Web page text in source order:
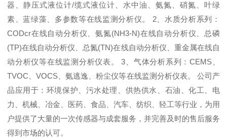
器、静压式液位计/缆式液位计、水中油、氨氮、硝氮、叶绿
素、蓝绿藻、多参数等在线监测分析仪。 2、水质分析系列：
CODcr在线自动分析仪、氨氮(NH3-N)在线自动分析仪、总磷
(TP)在线自动分析仪、总氮(TN)在线自动分析仪、重金属在线自
动分析仪等在线监测分析仪表。 3、气体分析系列：CEMS、
TVOC、VOCS、氨逃逸、粉尘仪等在线监测分析仪表。 公司产
品应用于：环境保护、污水处理、供热供水、石油、化工、电
力、机械、冶金、医药、食品、汽车、纺织、轻工等行业，为用
户提供了大量的一次传感器与成套服务，并完善及时的售后服务
得到市场的认可。